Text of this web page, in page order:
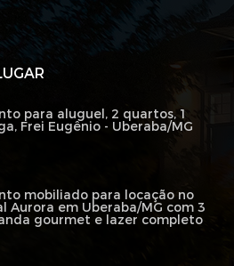
para aluguel, 2 quartos, 1
Frei Eugênio - Uberaba/MG
mobiliado para locação no
Aurora em Uberaba/MG com 3
gourmet e lazer completo